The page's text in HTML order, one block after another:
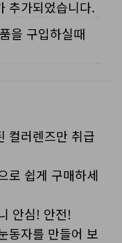
추가되었습니다.
을 구입하실때
컬러렌즈만 취급
로 쉽게 구매하세
안심! 안전!
동자를 만들어 보